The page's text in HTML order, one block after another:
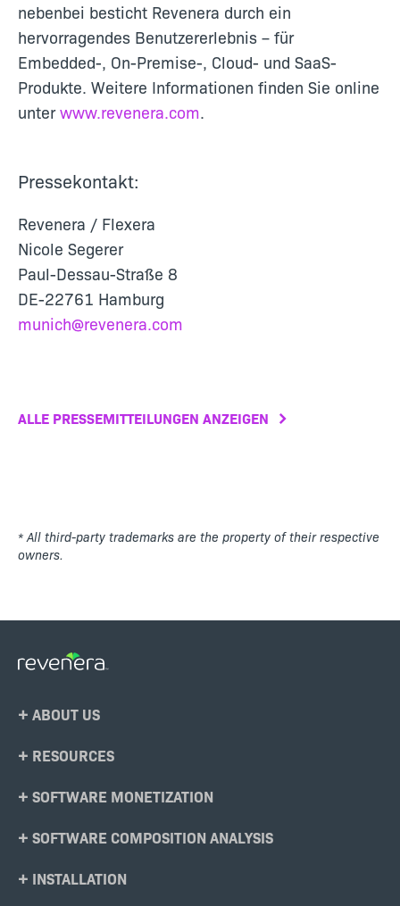
nebenbei besticht Revenera durch ein
hervorragendes Benutzererlebnis – für
Embedded-, On-Premise-, Cloud- und SaaS-
Produkte. Weitere Informationen finden Sie online
unterwww.revenera.com.
Pressekontakt:
Revenera / Flexera
Nicole Segerer
Paul-Dessau-Straße 8
DE-22761 Hamburg
munich@revenera.com
ALLE PRESSEMITTEILUNGEN ANZEIGEN
* All third-party trademarks are the property of their respective
owners.
Footer
ABOUT US
RESOURCES
SOFTWARE MONETIZATION
SOFTWARE COMPOSITION ANALYSIS
INSTALLATION